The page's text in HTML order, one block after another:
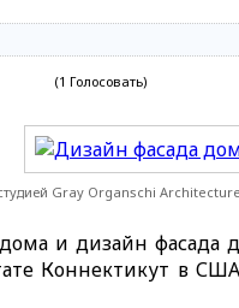
(1 Голосовать)
Gray Organschi
и дизайн фасада
Коннектикут в